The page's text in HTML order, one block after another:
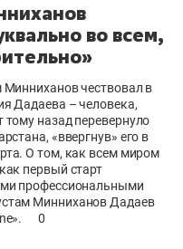
во всем,
Минниханов чествовал в
Дадаева – человека,
назад перевернуло
«ввергнув» его в
О том, как всем миром
первый старт
профессиональными
Минниханов Дадаев
0